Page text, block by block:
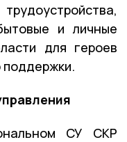
и личные
для героев
поддержки.
СУ СКР